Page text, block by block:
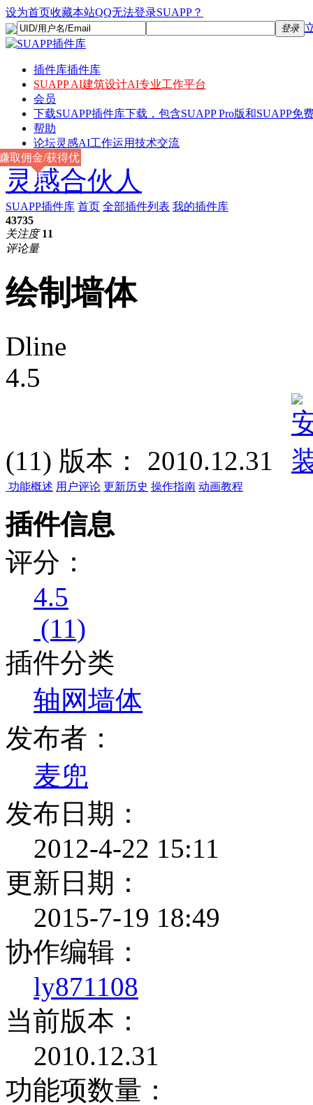
设为首页收藏本站QQ无法登录SUAPP？
登录
插件库插件库
SUAPP AI建筑设计AI专业工作平台
会员
下载SUAPP插件库下载，包含SUAPP Pro版和SUAPP免
帮助
论坛灵感AI工作运用技术交流
灵感合伙人
取佣金/获得优
惠
SUAPP插件库 首页 全部插件列表 我的插件库
43735
关注度 11
评论量
绘制墙体
Dline
4.5
(11) 版本： 2010.12.31
功能概述 用户评论 更新历史 操作指南 动画教程
插件信息
评分：
4.5
(11)
插件分类
轴网墙体
发布者：
麦兜
发布日期：
2012-4-22 15:11
更新日期：
2015-7-19 18:49
协作编辑：
ly871108
当前版本：
2010.12.31
功能项数量：